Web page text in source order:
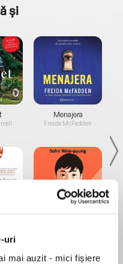
uri
mai auzit - mici fișiere
și
Menajera
Freida McFadden